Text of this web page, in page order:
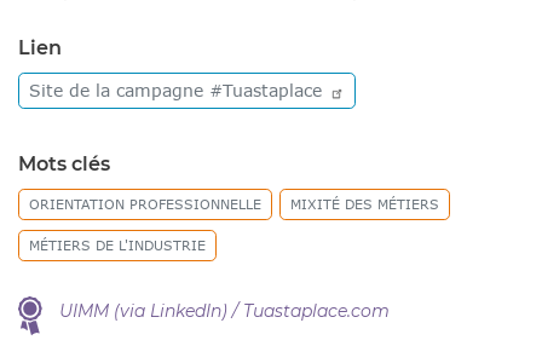
Lien
Site de la campagne #Tuastaplace
Mots clés
ORIENTATION PROFESSIONNELLE MIXITÉ DES MÉTIERS
MÉTIERS DE L'INDUSTRIE
UIMM (via LinkedIn) / Tuastaplace.com